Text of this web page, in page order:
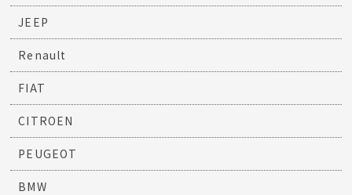
JEEP
Renault
FIAT
CITROEN
PEUGEOT
BMW